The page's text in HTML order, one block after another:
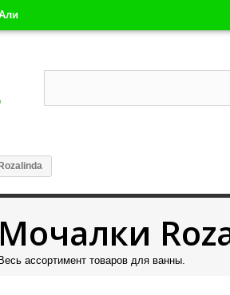
Мочалки
Весь ассортимент товаров для ванны.